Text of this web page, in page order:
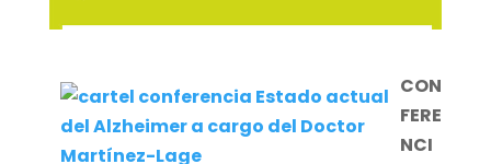
CON
FERE
NCI